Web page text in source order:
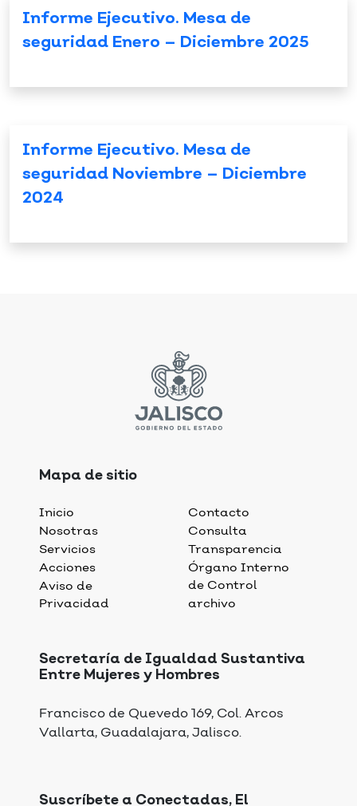
Informe Ejecutivo. Mesa de
seguridad Enero – Diciembre 2025
Informe Ejecutivo. Mesa de
seguridad Noviembre – Diciembre
2024
Mapa de sitio
Inicio
Nosotras
Servicios
Acciones
Aviso de
Privacidad
Contacto
Consulta
Transparencia
Órgano Interno
de Control
archivo
Secretaría de Igualdad Sustantiva
Entre Mujeres y Hombres
Francisco de Quevedo 169, Col. Arcos
Vallarta, Guadalajara, Jalisco.
Suscríbete a Conectadas, El